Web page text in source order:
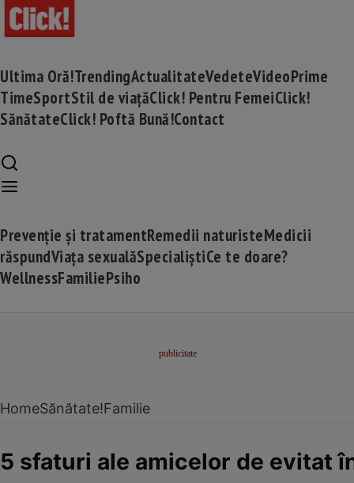
Ultima Oră!TrendingActualitateVedeteVideoPrime
TimeSportStil de viațăClick! Pentru FemeiClick!
SănătateClick! Poftă Bună!Contact
Prevenție și tratamentRemedii naturisteMedicii
răspundViața sexualăSpecialiștiCe te doare?
WellnessFamiliePsiho
HomeSănătate!Familie
5 sfaturi ale amicelor de evitat